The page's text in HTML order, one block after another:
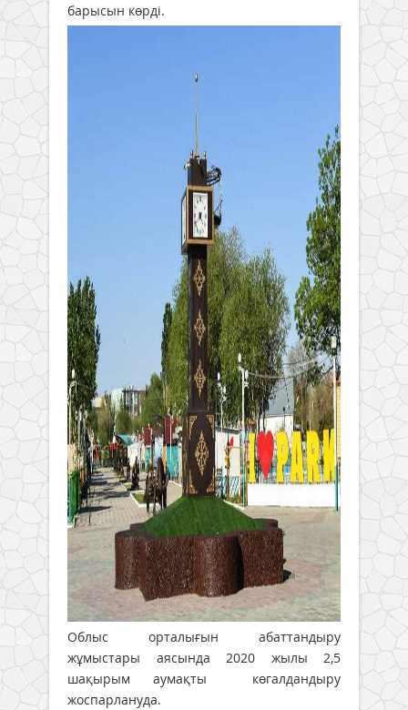
барысын көрді.
Облыс орталығын абаттандыру
жұмыстары аясында 2020 жылы 2,5
шақырым аумақты көгалдандыру
жоспарлануда.